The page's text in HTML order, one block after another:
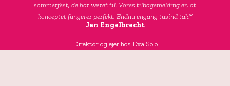
sommerfest, de har været til. Vores tilbagemelding er, at
konceptet fungerer perfekt. Endnu engang tusind tak!”
Jan Engelbrecht
Direktør og ejer hos Eva Solo